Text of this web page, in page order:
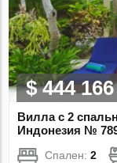
$ 444 166
Вилла с 2
Индонезия №
Спален:2